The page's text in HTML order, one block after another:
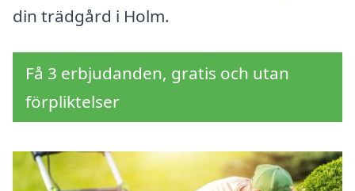
din trädgård i Holm.
Få 3 erbjudanden, gratis och utan
förpliktelser